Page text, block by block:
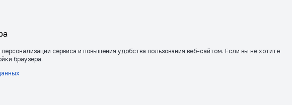
сервиса и повышения удобства пользования веб-сайтом. Если вы не хотите
браузера.